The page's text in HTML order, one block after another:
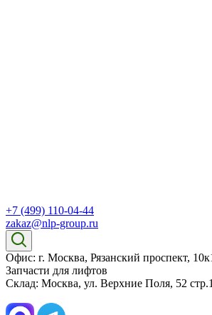
+7 (499) 110-04-44
zakaz@nlp-group.ru
Офис: г. Москва, Рязанский проспект,
Запчасти для лифтов
Склад: Москва, ул. Верхние Поля, 52 стр.1